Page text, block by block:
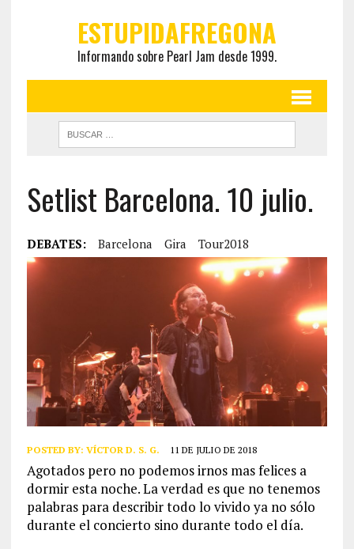
ESTUPIDAFREGONA
Informando sobre Pearl Jam desde 1999.
Setlist Barcelona. 10 julio.
DEBATES: Barcelona Gira Tour2018
POSTED BY: VÍCTOR D. S. G. 11 DE JULIO DE 2018
Agotados pero no podemos irnos mas felices a
dormir esta noche. La verdad es que no tenemos
palabras para describir todo lo vivido ya no sólo
durante el concierto sino durante todo el día.